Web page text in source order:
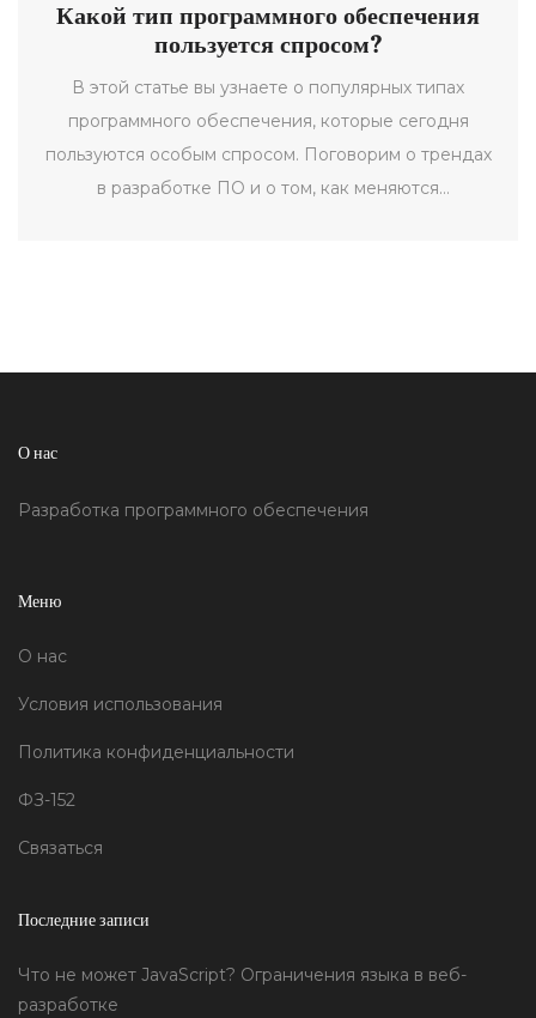
Какой тип программного обеспечения
пользуется спросом?
В этой статье вы узнаете о популярных типах
программного обеспечения, которые сегодня
пользуются особым спросом. Поговорим о трендах
в разработке ПО и о том, как меняются
О нас
Разработка программного обеспечения
Меню
О нас
Условия использования
Политика конфиденциальности
ФЗ-152
Связаться
Последние записи
Что не может JavaScript? Ограничения языка в веб-
разработке